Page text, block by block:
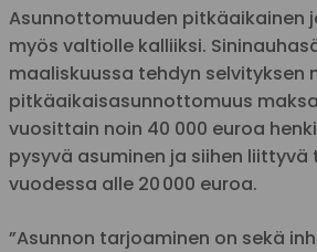
Asunnottomuuden pitkäaikainen
myös valtiolle kalliiksi.
maaliskuussa tehdyn selvityksen
pitkäaikaisasunnottomuus
vuosittain noin 40 000 euroa
pysyvä asuminen ja siihen liittyvä
vuodessa alle 20 000 euroa.
”Asunnon tarjoaminen on sekä